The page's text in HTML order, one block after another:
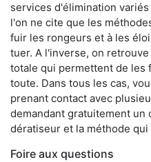
services d'élimination
l'on ne cite que les
fuir les rongeurs et à les
tuer. A l'inverse, on
totale qui permettent de les
toute. Dans tous les cas,
prenant contact avec
demandant gratuitement un
dératiseur et la méthode
Foire aux questions